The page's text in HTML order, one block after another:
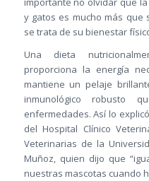
y gatos es mucho más que
se trata de su bienestar
Una dieta
proporciona la energía
mantiene un pelaje
inmunológico robusto
enfermedades. Así lo
del Hospital Clínico
Veterinarias de la
Muñoz, quien dijo que
nuestras mascotas cuando